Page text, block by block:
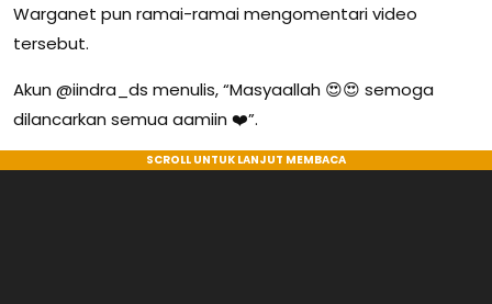
Warganet pun ramai-ramai mengomentari video
tersebut.
Akun @iindra_ds menulis, “Masyaallah 😍😍 semoga
dilancarkan semua aamiin ❤️”.